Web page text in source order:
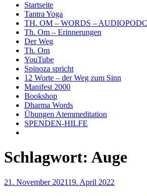
Startseite
Tantra Yoga
TH. OM – WORDS –
Th. Om – Erinnerungen
Der Weg
Th. Om
YouTube
Spinoza spricht
12 Worte – der Weg zum Sinn
Manifest 2000
Bookshop
Dharma Words
Übungen Atemmeditation
SPENDEN-HILFE
Schlagwort: Auge
Veröffentlicht
21. November 202119. April 2022